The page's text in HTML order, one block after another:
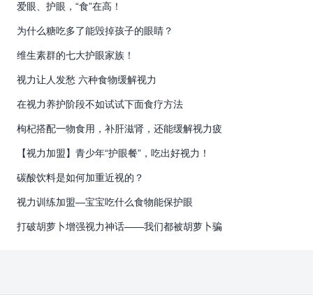
爱眼、护眼，“食”在高！
为什么糖吃多了能毁掉孩子的眼睛？
维生素群的七大护眼家族！
视力让人发愁 六种食物缓解视力
在视力养护阶段不如试试下面食疗方法
枸杞搭配一物食用，补肝滋肾，还能缓解视力疲
【视力加盟】青少年“护眼餐”，吃出好视力！
碳酸饮料是如何加重近视的？
视力训练加盟—宝宝吃什么食物能保护眼
打破胡萝卜增强视力神话——我们都被胡萝卜骗